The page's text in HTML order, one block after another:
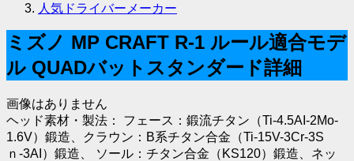
人気ドライバーメーカー
ミズノ MP CRAFT R-1 ルール適合モデ
ル QUADバットスタンダード詳細
画像はありません
ヘッド素材・製法： フェース：鍛流チタン（Ti-4.5AI-2Mo-
1.6V）鍛造、クラウン：B系チタン合金（Ti-15V-3Cr-3S
ｎ-3AI）鍛造、 ソール：チタン合金（KS120）鍛造、ネッ